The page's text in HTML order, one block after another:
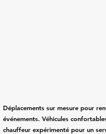
Déplacements sur mesure pour
événements. Véhicules
chauffeur expérimenté pour un